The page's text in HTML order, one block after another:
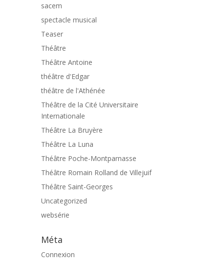
sacem
spectacle musical
Teaser
Théâtre
Théâtre Antoine
théâtre d'Edgar
théâtre de l'Athénée
Théâtre de la Cité Universitaire
Internationale
Théâtre La Bruyère
Théâtre La Luna
Théâtre Poche-Montparnasse
Théâtre Romain Rolland de Villejuif
Théâtre Saint-Georges
Uncategorized
websérie
Méta
Connexion